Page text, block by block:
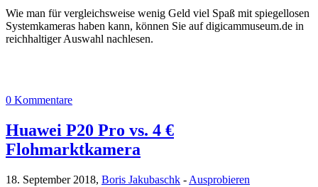
Wie man für vergleichsweise wenig Geld viel Spaß mit spiegellosen
Systemkameras haben kann, können Sie auf digicammuseum.de in
reichhaltiger Auswahl nachlesen.
0 Kommentare
Huawei P20 Pro vs. 4 €
Flohmarktkamera
18. September 2018, Boris Jakubaschk - Ausprobieren